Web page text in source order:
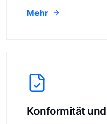
Mehr
Konformität